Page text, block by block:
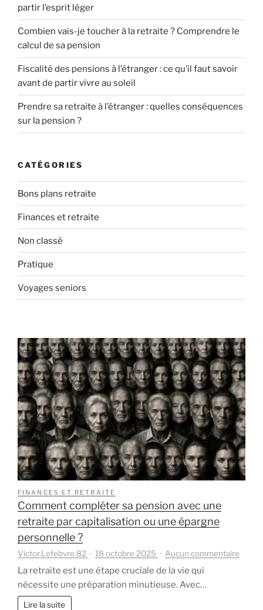
partir l’esprit léger
Combien vais-je toucher à la retraite ? Comprendre le
calcul de sa pension
Fiscalité des pensions à l’étranger : ce qu’il faut savoir
avant de partir vivre au soleil
Prendre sa retraite à l’étranger : quelles conséquences
sur la pension ?
CATÉGORIES
Bons plans retraite
Finances et retraite
Non classé
Pratique
Voyages seniors
FINANCES ET RETRAITE
Comment compléter sa pension avec une
retraite par capitalisation ou une épargne
personnelle ?
Victor.Lefebvre.82 18 octobre 2025 Aucun commentaire
La retraite est une étape cruciale de la vie qui
nécessite une préparation minutieuse. Avec…
Lire la suite